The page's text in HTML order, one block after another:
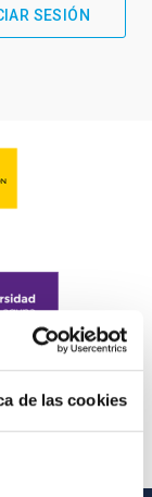
de las cookies